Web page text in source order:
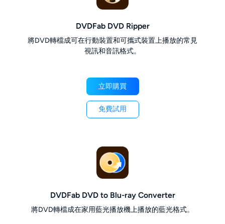
DVDFab DVD Ripper
將DVD轉檔成可在行動裝置和可攜式裝置上播放的常見
視訊和音訊格式。
立即購買
免費試用
DVDFab DVD to Blu-ray Converter
將DVD轉檔成在家用藍光播放機上播放的藍光格式。